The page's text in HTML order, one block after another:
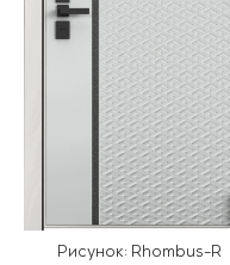
Рисунок: Rhombus-R